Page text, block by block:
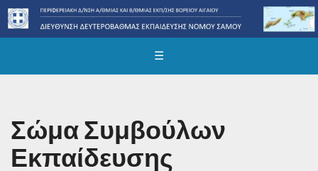
☰
Σώμα Συμβούλων
Εκπαίδευσης